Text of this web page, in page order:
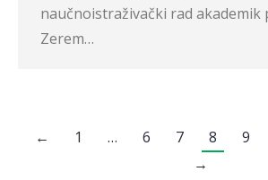
naučnoistraživački rad akademik
Zerem…
← 1 … 6 7 8 9
→